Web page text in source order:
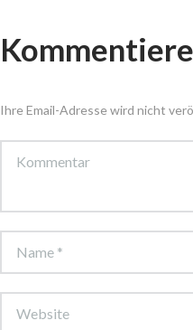
Ihre Email-Adresse wird nicht